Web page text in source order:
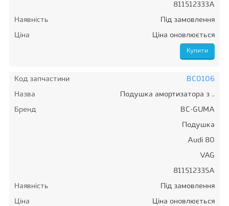
811512333A
Наявність
Під замовлення
Ціна
Ціна оновлюється
Код запчастини
BC0106
Назва
Подушка амортизатора з ..
Бренд
BC-GUMA
Подушка
Audi 80
VAG
811512335A
Наявність
Під замовлення
Ціна
Ціна оновлюється